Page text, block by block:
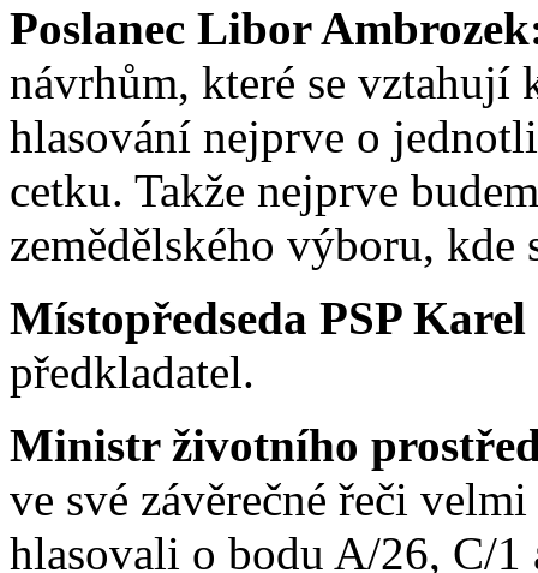
Poslanec Libor
návrhům, které se
hlasování nejprve o
cetku. Takže nejprve
zemědělského výboru, kde
Místopředseda PSP
předkladatel.
Ministr životního
ve své závěrečné řeči
hlasovali o bodu A/26, C/1